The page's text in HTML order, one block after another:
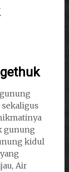
gunung
kidul
Air